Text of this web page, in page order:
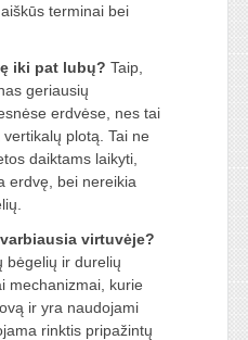
terminai bei
iki pat lubų? Taip,
geriausių
erdvėse, nes tai
plotą. Tai ne
daiktams laikyti,
erdvę, bei nereikia
virtuvėje?
bėgelių ir durelių
mechanizmai, kurie
ir yra naudojami
rinktis pripažintų